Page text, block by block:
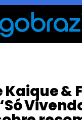
Kaique &